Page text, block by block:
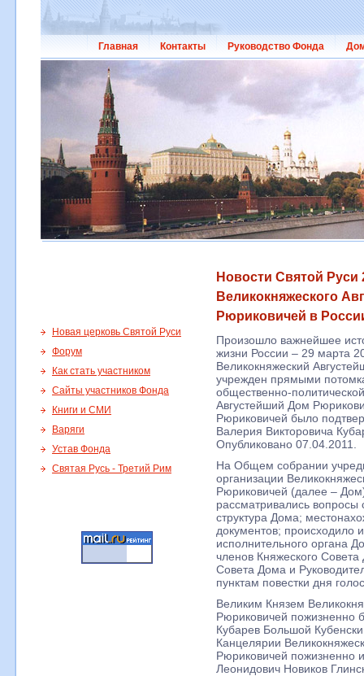
Главная Контакты Руководство Фонда
Новости Святой Руси
Великокняжеского
Рюриковичей в
Новая церковь Святой Руси
Форум
Как стать участником
Сайты участников Фонда
Книги и СМИ
Варяги
Устав Фонда
Святая Русь - Третий Рим
Произошло важнейшее
жизни России – 29 марта
Великокняжеский
учрежден прямыми
общественно-
Августейший Дом
Рюриковичей было
Валерия Викторовича
Опубликовано 07.04.2011.
На Общем собрании
организации
Рюриковичей (далее –
рассматривались
структура Дома;
документов; происходило
исполнительного органа
членов Княжеского
Совета Дома и
пунктам повестки дня
Великим Князем
Рюриковичей пожизненно
Кубарев Большой
Канцелярии
Рюриковичей пожизненно
Леонидович Новиков